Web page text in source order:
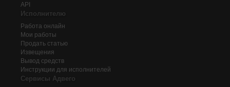
API
Исполнителю
Работа онлайн
Мои работы
Продать статью
Извещения
Вывод средств
Инструкции для исполнителей
Сервисы Адвего